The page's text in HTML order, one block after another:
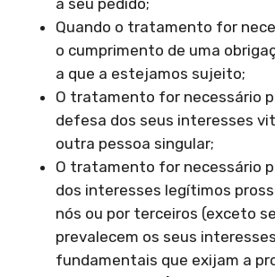
a seu pedido;
Quando o tratamento for
o cumprimento de uma
a que a estejamos sujeito;
O tratamento for necessário
defesa dos seus interesses
outra pessoa singular;
O tratamento for necessário
dos interesses legítimos
nós ou por terceiros (exceto se
prevalecem os seus
fundamentais que exijam a